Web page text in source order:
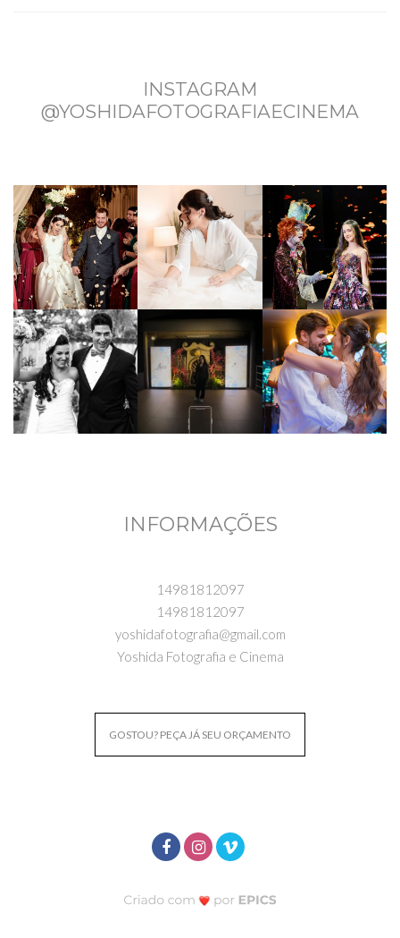
INSTAGRAM
@YOSHIDAFOTOGRAFIAECINEMA
INFORMAÇÕES
14981812097
14981812097
yoshidafotografia@gmail.com
Yoshida Fotografia e Cinema
GOSTOU? PEÇA JÁ SEU ORÇAMENTO